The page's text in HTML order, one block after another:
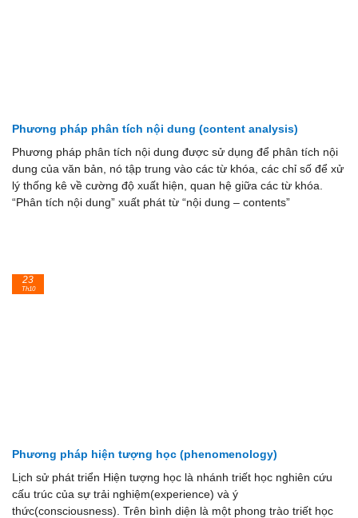
Phương pháp phân tích nội dung (content analysis)
Phương pháp phân tích nội dung được sử dụng để phân tích nội
dung của văn bản, nó tập trung vào các từ khóa, các chỉ số để xử
lý thống kê về cường độ xuất hiện, quan hệ giữa các từ khóa.
“Phân tích nội dung” xuất phát từ “nội dung – contents”
Phương pháp hiện tượng học (phenomenology)
Lịch sử phát triển Hiện tượng học là nhánh triết học nghiên cứu
cấu trúc của sự trải nghiệm(experience) và ý
thức(consciousness). Trên bình diện là một phong trào triết học
23
Th10